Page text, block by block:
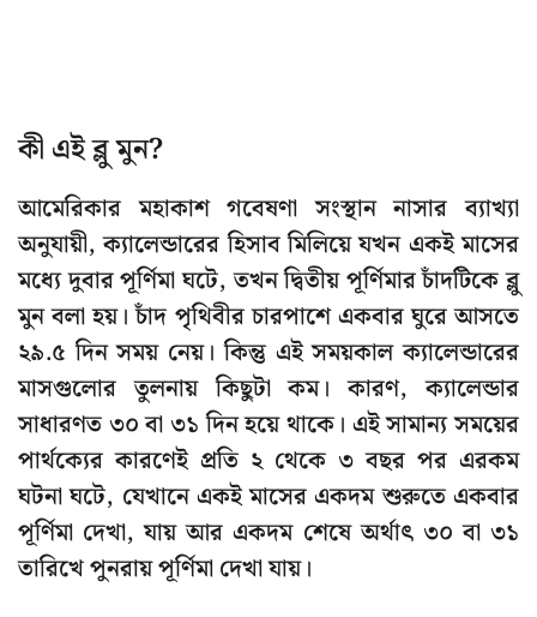
কী এই ব্লু মুন?
আমেরিকার মহাকাশ গবেষণা সংস্থান নাসার ব্যাখ্যা
অনুযায়ী, ক্যালেন্ডারের হিসাব মিলিয়ে যখন একই মাসের
মধ্যে দুবার পূর্ণিমা ঘটে, তখন দ্বিতীয় পূর্ণিমার চাঁদটিকে ব্লু
মুন বলা হয়। চাঁদ পৃথিবীর চারপাশে একবার ঘুরে আসতে
২৯.৫ দিন সময় নেয়। কিন্তু এই সময়কাল ক্যালেন্ডারের
মাসগুলোর তুলনায় কিছুটা কম। কারণ, ক্যালেন্ডার
সাধারণত ৩০ বা ৩১ দিন হয়ে থাকে। এই সামান্য সময়ের
পার্থক্যের কারণেই প্রতি ২ থেকে ৩ বছর পর এরকম
ঘটনা ঘটে, যেখানে একই মাসের একদম শুরুতে একবার
পূর্ণিমা দেখা, যায় আর একদম শেষে অর্থাৎ ৩০ বা ৩১
তারিখে পুনরায় পূর্ণিমা দেখা যায়।